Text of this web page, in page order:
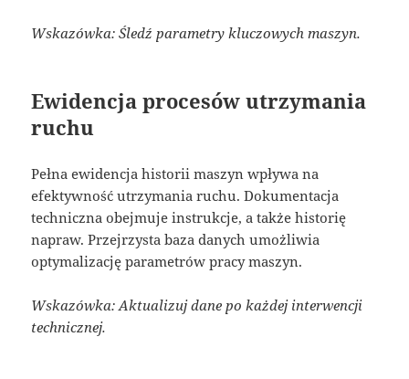
Wskazówka: Śledź parametry kluczowych maszyn.
Ewidencja procesów utrzymania
ruchu
Pełna ewidencja historii maszyn wpływa na
efektywność utrzymania ruchu. Dokumentacja
techniczna obejmuje instrukcje, a także historię
napraw. Przejrzysta baza danych umożliwia
optymalizację parametrów pracy maszyn.
Wskazówka: Aktualizuj dane po każdej interwencji
technicznej.